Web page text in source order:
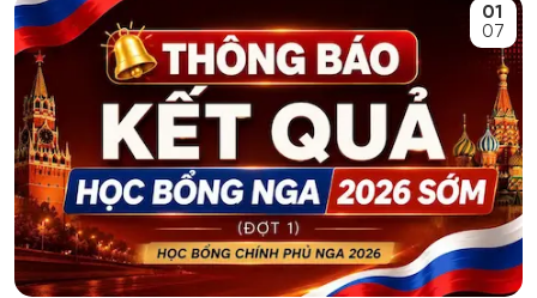
01
07